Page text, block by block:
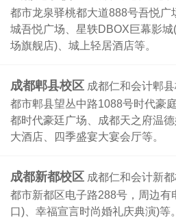
都市龙泉驿桃都大道888号吾悦广
城吾悦广场、星轶DBOX巨幕影
场旗舰店)、城上轻居酒店等。
成都郫县校区 成都仁和会计郫
都市郫县望丛中路1088号时代豪
都时代豪廷广场、成都天之府温
大酒店、四季盛宴大宴会厅等。
成都新都校区 成都仁和会计新
都市新都区电子路288号，周边有
口)、幸福宣言时尚婚礼庆典演)等。